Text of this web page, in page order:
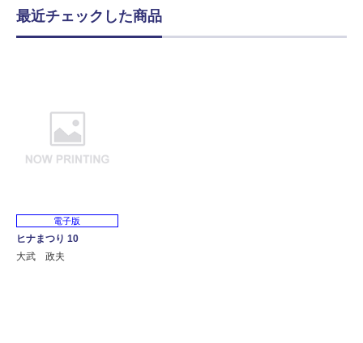
最近チェックした商品
電子版
ヒナまつり 10
大武 政夫